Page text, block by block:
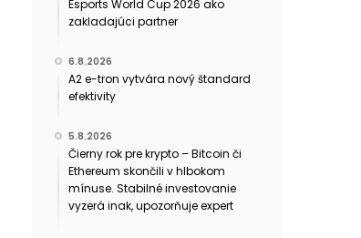
Esports World Cup 2026 ako
zakladajúci partner
6.8.2026
A2 e-tron vytvára nový štandard
efektivity
5.8.2026
Čierny rok pre krypto – Bitcoin či
Ethereum skončili v hlbokom
mínuse. Stabilné investovanie
vyzerá inak, upozorňuje expert